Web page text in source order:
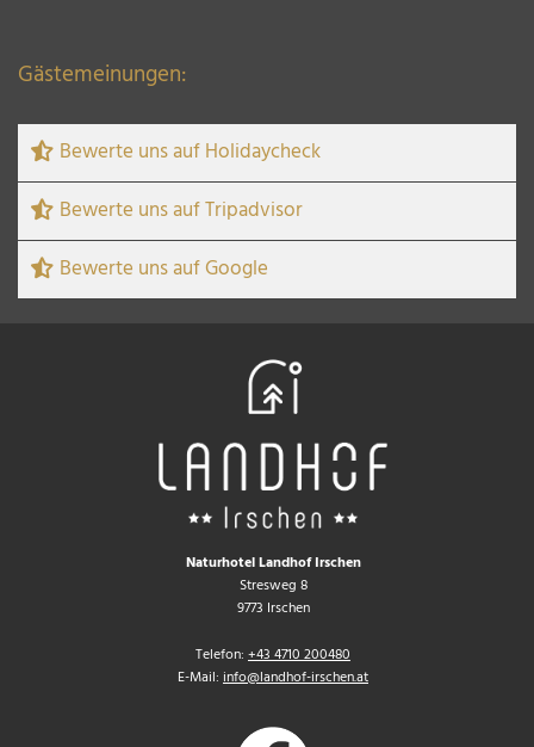
Gästemeinungen:
Bewerte uns auf Holidaycheck
Bewerte uns auf Tripadvisor
Bewerte uns auf Google
Naturhotel Landhof Irschen
Stresweg 8
9773 Irschen
Telefon: +43 4710 200480
E-Mail: info@landhof-irschen.at